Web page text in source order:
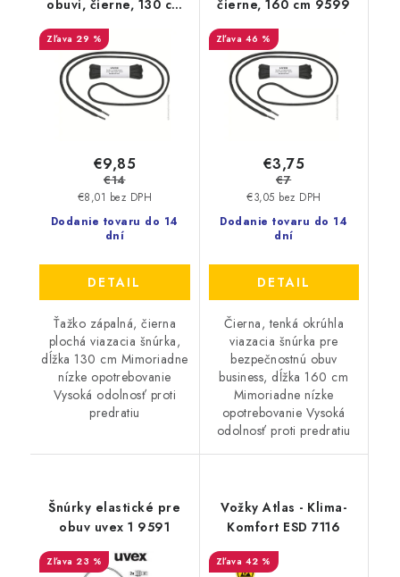
obuvi, čierne, 130 cm
29 %
Dodanie tovaru do 14
dní
€8,01 bez DPH
€9,85
€14
DETAIL
Ťažko zápalná, čierna
plochá viazacia šnúrka,
dĺžka 130 cm Mimoriadne
nízke opotrebovanie
Vysoká odolnosť proti
predratiu
čierne, 160 cm 9599
46 %
Dodanie tovaru do 14
dní
€3,05 bez DPH
€3,75
€7
DETAIL
Čierna, tenká okrúhla
viazacia šnúrka pre
bezpečnostnú obuv
business, dĺžka 160 cm
Mimoriadne nízke
opotrebovanie Vysoká
odolnosť proti predratiu
Šnúrky elastické pre
obuv uvex 1 9591
23 %
Vožky Atlas - Klima-
Komfort ESD 7116
42 %